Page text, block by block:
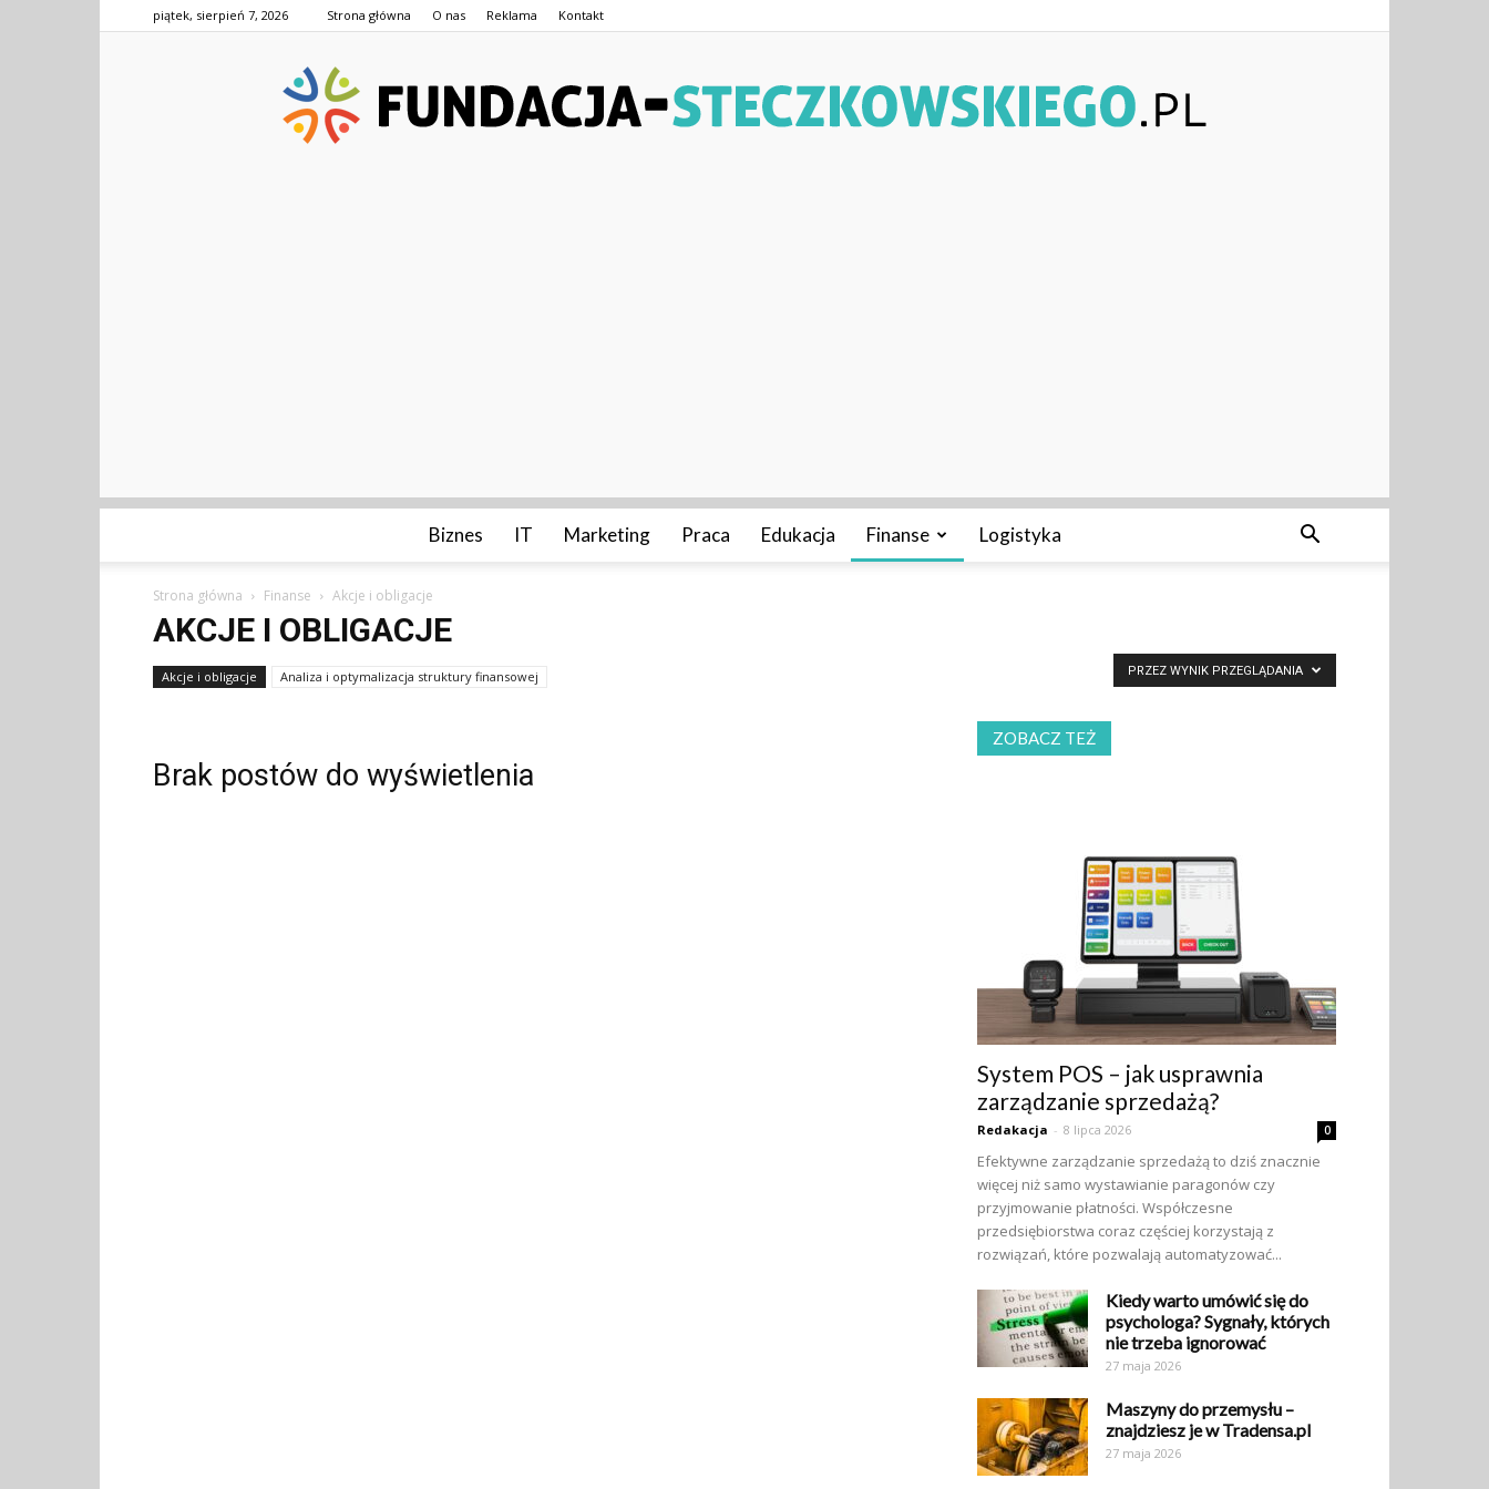
piątek, sierpień 7, 2026 Strona główna O nas Reklama Kontakt
Biznes IT Marketing Praca Edukacja Finanse Logistyka
Strona główna Finanse Akcje i obligacje
AKCJE I OBLIGACJE
Akcje i obligacje Analiza i optymalizacja struktury finansowej PRZEZ WYNIK PRZEGLĄDANIA
Brak postów do wyświetlenia
ZOBACZ TEŻ
System POS – jak usprawnia
zarządzanie sprzedażą?
Redakacja - 8 lipca 2026 0
Efektywne zarządzanie sprzedażą to dziś znacznie
więcej niż samo wystawianie paragonów czy
przyjmowanie płatności. Współczesne
przedsiębiorstwa coraz częściej korzystają z
rozwiązań, które pozwalają automatyzować...
Kiedy warto umówić się do
psychologa? Sygnały, których
nie trzeba ignorować
27 maja 2026
Maszyny do przemysłu –
znajdziesz je w Tradensa.pl
27 maja 2026